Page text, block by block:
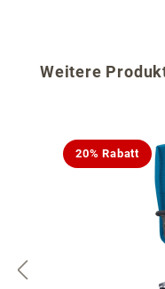
Produktgalerie
Weitere
20% Rabatt